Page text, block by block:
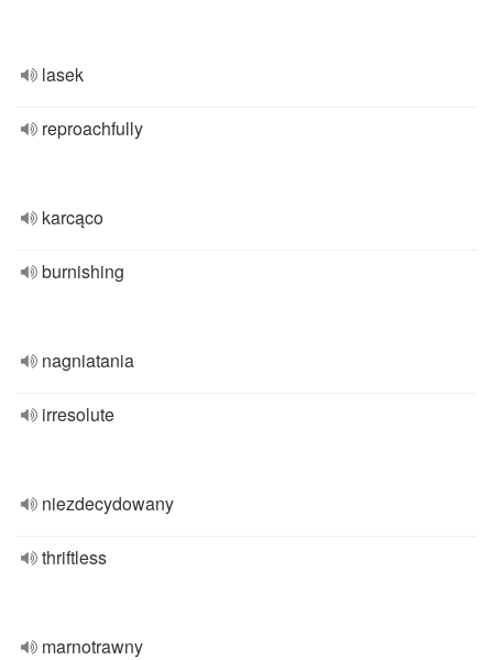
lasek
reproachfully
karcąco
burnishing
nagniatania
irresolute
niezdecydowany
thriftless
marnotrawny